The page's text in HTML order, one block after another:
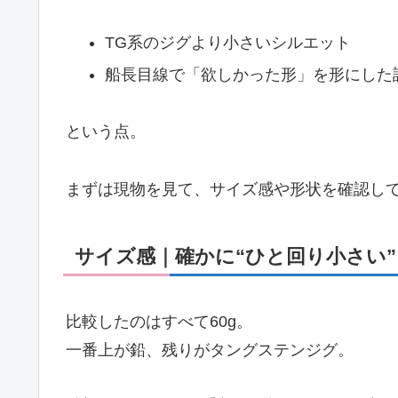
TG系のジグより小さいシルエット
船長目線で「欲しかった形」を形にした
という点。
まずは現物を見て、サイズ感や形状を確認し
サイズ感｜確かに“ひと回り小さい”
比較したのはすべて60g。
一番上が鉛、残りがタングステンジグ。